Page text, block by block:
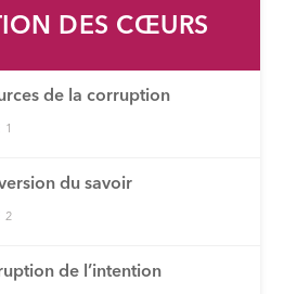
DES CŒURS
de la corruption
1
du savoir
2
de l’intention